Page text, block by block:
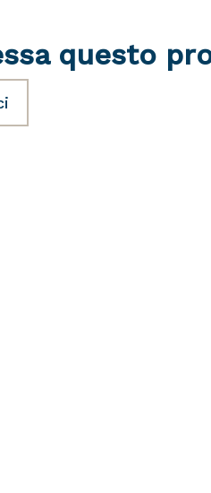
questo